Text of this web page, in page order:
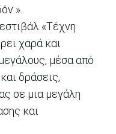
».
«Τέχνη
χαρά και
μέσα από
δράσεις,
σε μια μεγάλη
και